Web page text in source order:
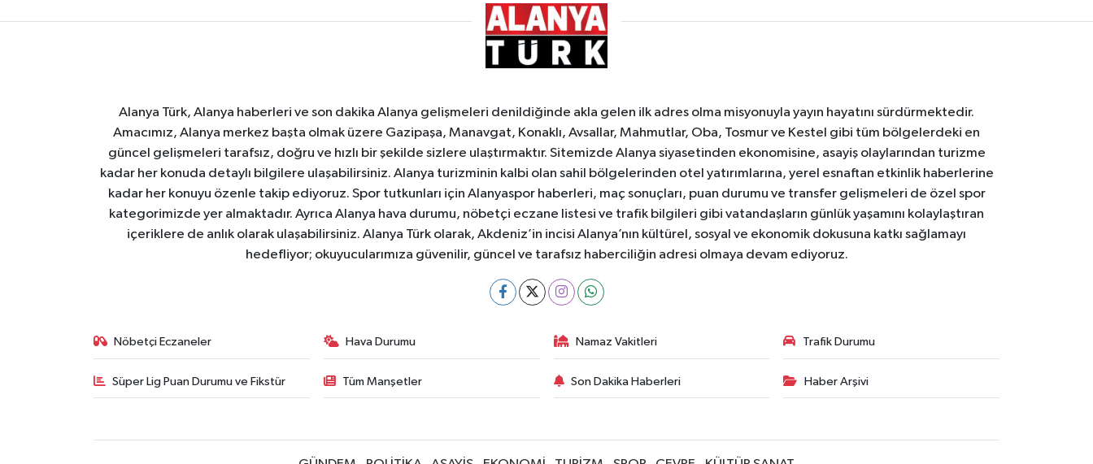
Alanya Türk, Alanya haberleri ve son dakika Alanya gelişmeleri denildiğinde akla gelen ilk adres olma misyonuyla yayın hayatını sürdürmektedir.
Amacımız, Alanya merkez başta olmak üzere Gazipaşa, Manavgat, Konaklı, Avsallar, Mahmutlar, Oba, Tosmur ve Kestel gibi tüm bölgelerdeki en
güncel gelişmeleri tarafsız, doğru ve hızlı bir şekilde sizlere ulaştırmaktır. Sitemizde Alanya siyasetinden ekonomisine, asayiş olaylarından turizme
kadar her konuda detaylı bilgilere ulaşabilirsiniz. Alanya turizminin kalbi olan sahil bölgelerinden otel yatırımlarına, yerel esnaftan etkinlik haberlerine
kadar her konuyu özenle takip ediyoruz. Spor tutkunları için Alanyaspor haberleri, maç sonuçları, puan durumu ve transfer gelişmeleri de özel spor
kategorimizde yer almaktadır. Ayrıca Alanya hava durumu, nöbetçi eczane listesi ve trafik bilgileri gibi vatandaşların günlük yaşamını kolaylaştıran
içeriklere de anlık olarak ulaşabilirsiniz. Alanya Türk olarak, Akdeniz’in incisi Alanya’nın kültürel, sosyal ve ekonomik dokusuna katkı sağlamayı
hedefliyor; okuyucularımıza güvenilir, güncel ve tarafsız haberciliğin adresi olmaya devam ediyoruz.
Nöbetçi Eczaneler Hava Durumu Namaz Vakitleri Trafik Durumu
Süper Lig Puan Durumu ve Fikstür Tüm Manşetler Son Dakika Haberleri Haber Arşivi